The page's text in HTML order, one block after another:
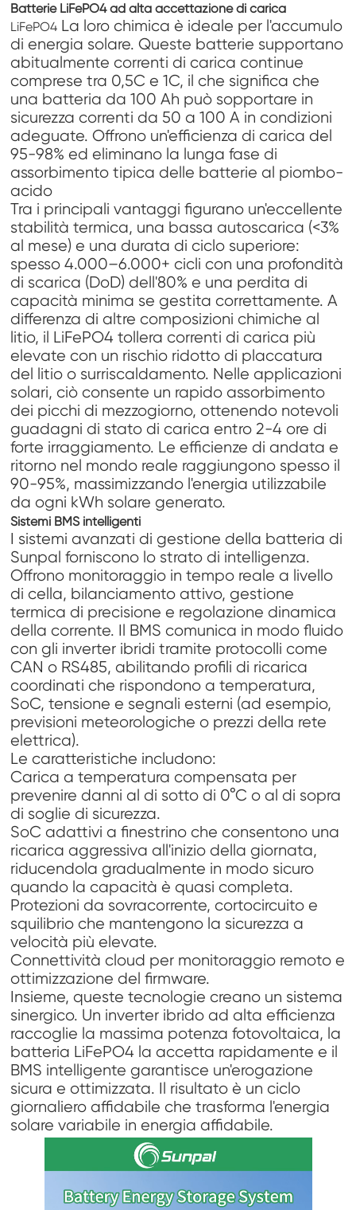
Batterie LiFePO4 ad alta accettazione di carica
LiFePO4 La loro chimica è ideale per l'accumulo
di energia solare. Queste batterie supportano
abitualmente correnti di carica continue
comprese tra 0,5C e 1C, il che significa che
una batteria da 100 Ah può sopportare in
sicurezza correnti da 50 a 100 A in condizioni
adeguate. Offrono un'efficienza di carica del
95-98% ed eliminano la lunga fase di
assorbimento tipica delle batterie al piombo-
acido
Tra i principali vantaggi figurano un'eccellente
stabilità termica, una bassa autoscarica (<3%
al mese) e una durata di ciclo superiore:
spesso 4.000–6.000+ cicli con una profondità
di scarica (DoD) dell'80% e una perdita di
capacità minima se gestita correttamente. A
differenza di altre composizioni chimiche al
litio, il LiFePO4 tollera correnti di carica più
elevate con un rischio ridotto di placcatura
del litio o surriscaldamento. Nelle applicazioni
solari, ciò consente un rapido assorbimento
dei picchi di mezzogiorno, ottenendo notevoli
guadagni di stato di carica entro 2-4 ore di
forte irraggiamento. Le efficienze di andata e
ritorno nel mondo reale raggiungono spesso il
90-95%, massimizzando l'energia utilizzabile
da ogni kWh solare generato.
Sistemi BMS intelligenti
I sistemi avanzati di gestione della batteria di
Sunpal forniscono lo strato di intelligenza.
Offrono monitoraggio in tempo reale a livello
di cella, bilanciamento attivo, gestione
termica di precisione e regolazione dinamica
della corrente. Il BMS comunica in modo fluido
con gli inverter ibridi tramite protocolli come
CAN o RS485, abilitando profili di ricarica
coordinati che rispondono a temperatura,
SoC, tensione e segnali esterni (ad esempio,
previsioni meteorologiche o prezzi della rete
elettrica).
Le caratteristiche includono:
Carica a temperatura compensata per
prevenire danni al di sotto di 0°C o al di sopra
di soglie di sicurezza.
SoC adattivi a finestrino che consentono una
ricarica aggressiva all'inizio della giornata,
riducendola gradualmente in modo sicuro
quando la capacità è quasi completa.
Protezioni da sovracorrente, cortocircuito e
squilibrio che mantengono la sicurezza a
velocità più elevate.
Connettività cloud per monitoraggio remoto e
ottimizzazione del firmware.
Insieme, queste tecnologie creano un sistema
sinergico. Un inverter ibrido ad alta efficienza
raccoglie la massima potenza fotovoltaica, la
batteria LiFePO4 la accetta rapidamente e il
BMS intelligente garantisce un'erogazione
sicura e ottimizzata. Il risultato è un ciclo
giornaliero affidabile che trasforma l'energia
solare variabile in energia affidabile.